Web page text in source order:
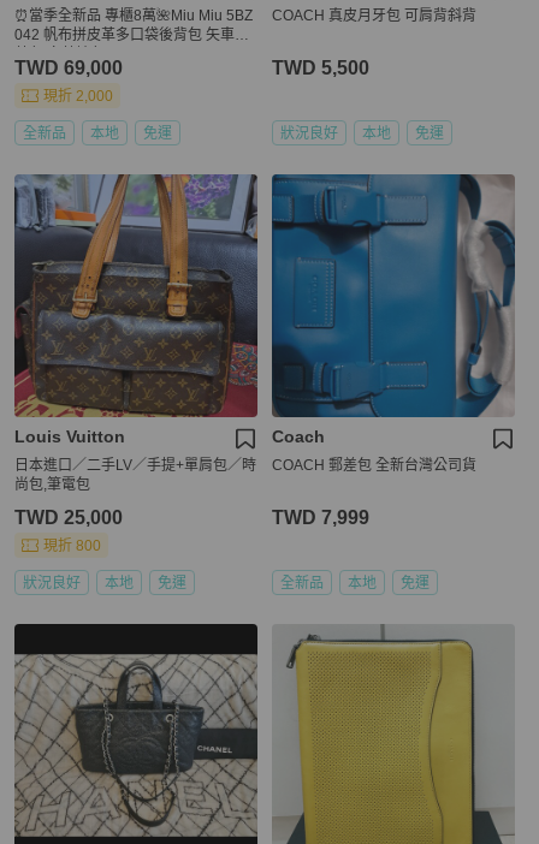
⏰當季全新品 專櫃8萬🌺Miu Miu 5BZ
042 帆布拼皮革多口袋後背包 矢車菊
TWD 69,000
現折 2,000
全新品 本地 免運
COACH 真皮月牙包 可肩背斜背
TWD 5,500
狀況良好 本地 免運
Louis Vuitton
日本進口／二手LV／手提+單肩包／時
尚包,筆電包
TWD 25,000
現折 800
狀況良好 本地 免運
Coach
COACH 郵差包 全新台灣公司貨
TWD 7,999
全新品 本地 免運